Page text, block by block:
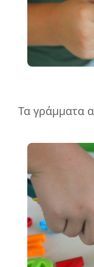
Τα γράμματα